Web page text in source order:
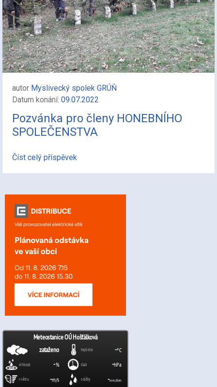
autor Myslivecký spolek GRÚŇ
Datum konání: 09.07.2022
Pozvánka pro členy HONEBNÍHO
SPOLEČENSTVA
Číst celý příspěvek